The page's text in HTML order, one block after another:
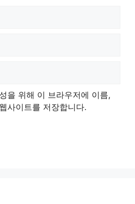
을 위해 이 브라우저에 이름,
사이트를 저장합니다.